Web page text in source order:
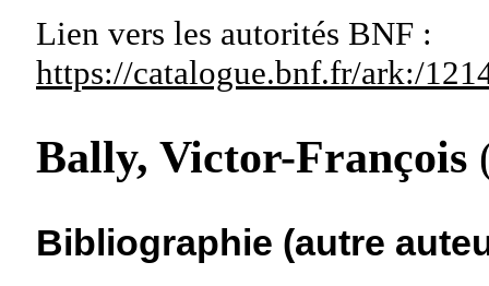
Lien vers les autorités BNF :
https://catalogue.bnf.fr/ark:/
Bally, Victor-François
Bibliographie (autre